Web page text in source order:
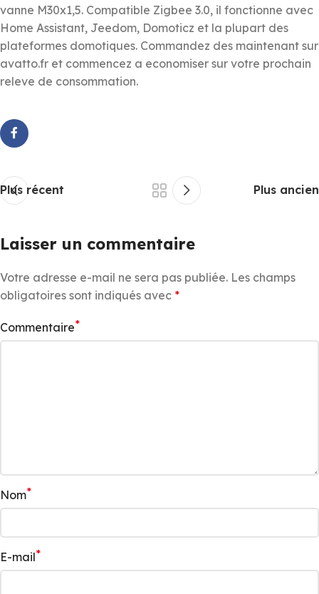
vanne M30x1,5. Compatible Zigbee 3.0, il fonctionne avec
Home Assistant, Jeedom, Domoticz et la plupart des
plateformes domotiques. Commandez des maintenant sur
avatto.fr et commencez a economiser sur votre prochain
releve de consommation.
Plus récent Plus ancien
Laisser un commentaire
Votre adresse e-mail ne sera pas publiée. Les champs
obligatoires sont indiqués avec *
Commentaire*
Nom*
E-mail*